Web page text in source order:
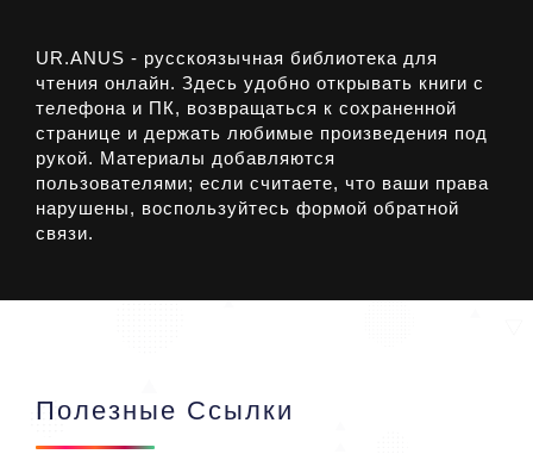
UR.ANUS - русскоязычная библиотека для
чтения онлайн. Здесь удобно открывать книги с
телефона и ПК, возвращаться к сохраненной
странице и держать любимые произведения под
рукой. Материалы добавляются
пользователями; если считаете, что ваши права
нарушены, воспользуйтесь формой обратной
связи.
Полезные Ссылки